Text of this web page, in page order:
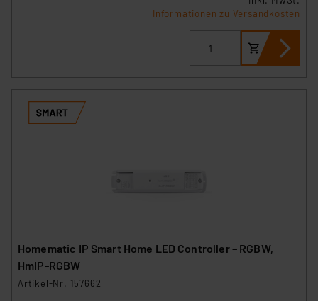
Informationen zu Versandkosten
Homematic IP Smart Home LED Controller – RGBW,
HmIP-RGBW
Artikel-Nr. 157662